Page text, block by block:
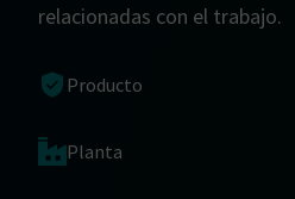
Producto
Planta
relacionadas con el trabajo.